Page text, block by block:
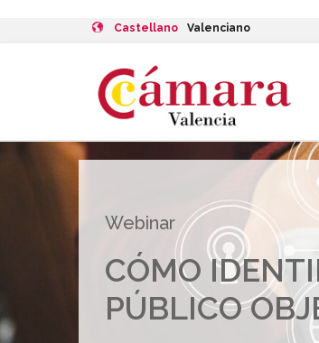
Castellano Valenciano
Webinar
CÓMO
PÚBLICO